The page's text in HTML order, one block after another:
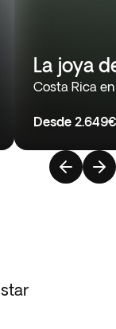
La joya
Costa Rica
Desde 2.649€